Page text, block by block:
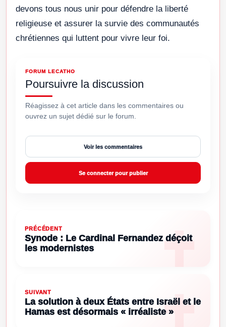
devons tous nous unir pour défendre la liberté
religieuse et assurer la survie des communautés
chrétiennes qui luttent pour vivre leur foi.
FORUM LECATHO
Poursuivre la discussion
Réagissez à cet article dans les commentaires ou
ouvrez un sujet dédié sur le forum.
Voir les commentaires
Se connecter pour publier
PRÉCÉDENT
Synode : Le Cardinal Fernandez déçoit
les modernistes
SUIVANT
La solution à deux États entre Israël et le
Hamas est désormais « irréaliste »